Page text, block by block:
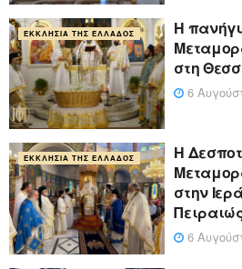
ΕΚΚΛΗΣΊΑ ΤΗΣ ΕΛΛΆΔΟΣ
Η
στη
6
ΕΚΚΛΗΣΊΑ ΤΗΣ ΕΛΛΆΔΟΣ
Η
στην
6